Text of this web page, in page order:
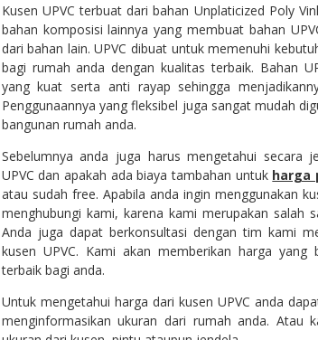
Kusen UPVC terbuat dari bahan Unplaticized Poly
bahan komposisi lainnya yang membuat bahan
dari bahan lain. UPVC dibuat untuk memenuhi
bagi rumah anda dengan kualitas terbaik. Bahan
yang kuat serta anti rayap sehingga
Penggunaannya yang fleksibel juga sangat mudah
bangunan rumah anda.
Sebelumnya anda juga harus mengetahui secara
UPVC dan apakah ada biaya tambahan untuk harga
atau sudah free. Apabila anda ingin menggunakan
menghubungi kami, karena kami merupakan salah
Anda juga dapat berkonsultasi dengan tim kami
kusen UPVC. Kami akan memberikan harga yang
terbaik bagi anda.
Untuk mengetahui harga dari kusen UPVC anda
menginformasikan ukuran dari rumah anda. Atau